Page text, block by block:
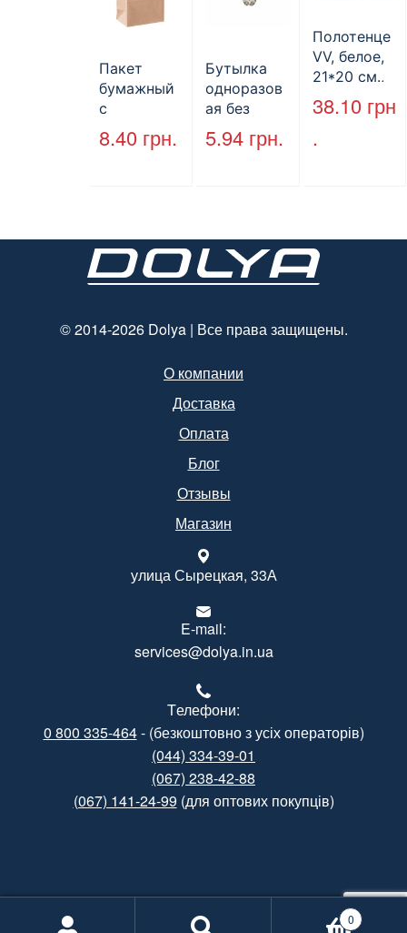
Пакет
бумажный
с
кручеными
ручками,
8.40 грн.
Бутылка
одноразов
ая без
крышки,
ПЕТ, V=500
5.94 грн.
Полотенце
VV, белое,
21*20 см.,
160 л.
38.10 грн
.
© 2014-2026 Dolya | Все права защищены.
О компании
Доставка
Оплата
Блог
Отзывы
Магазин
улица Сырецкая, 33А
E-mail:
services@dolya.in.ua
Tелефони:
0 800 335-464- (безкоштовно з усіх операторів)
(044) 334-39-01
(067) 238-42-88
(067) 141-24-99 (для оптових покупців)
Gramatorik
Informational support byPoshuk.info
0